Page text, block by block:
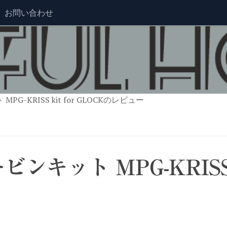
お問い合わせ
MPG-KRISS kit for GLOCKのレビュー
ンキット MPG-